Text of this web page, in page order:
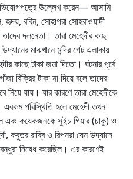
উল্লেখ করেন— আসামি
হৃদয়, রবিন, সোহাগরা সোহরাওয়ার্দী
দলনেতা। তারা মেহেদীর কাছ
মাঝখানে মন্দির গেট এলাকায়
কাছে টাকা জমা দিতো। ঘটনার পূর্বে
বিক্রির টাকা না দিয়ে বলে তাদের
নিয়ে যায়। যার কারণে তারা মেহেদীকে
এরকম পরিস্থিতি হলে মেহেদী তখন
এবং কয়েকজনকে সুইচ গিয়ার (চাকু) ও
কবুতর রাব্বি ও রিপনরা যেন উদ্যানে
নিষেধ করেছিল। এর কারণেই